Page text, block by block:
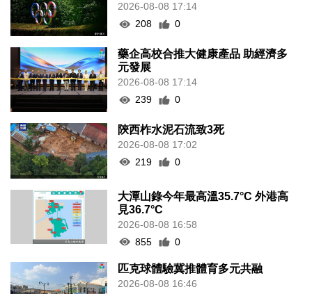
2026-08-08 17:14
208
0
藥企高校合推大健康產品 助經濟多
元發展
2026-08-08 17:14
239
0
陝西柞水泥石流致3死
2026-08-08 17:02
219
0
大潭山錄今年最高溫35.7°C 外港高
見36.7°C
2026-08-08 16:58
855
0
匹克球體驗冀推體育多元共融
2026-08-08 16:46